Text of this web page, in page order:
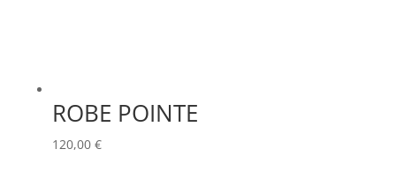
ROBE POINTE
120,00 €